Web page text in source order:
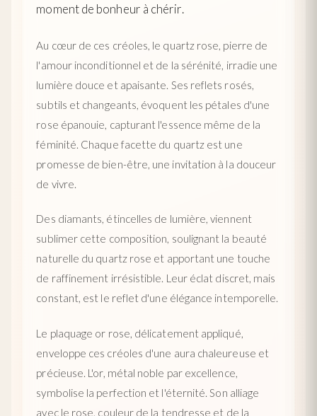
moment de bonheur à chérir.
Au cœur de ces créoles, le quartz rose, pierre de
l'amour inconditionnel et de la sérénité, irradie une
lumière douce et apaisante. Ses reflets rosés,
subtils et changeants, évoquent les pétales d'une
rose épanouie, capturant l'essence même de la
féminité. Chaque facette du quartz est une
promesse de bien-être, une invitation à la douceur
de vivre.
Des diamants, étincelles de lumière, viennent
sublimer cette composition, soulignant la beauté
naturelle du quartz rose et apportant une touche
de raffinement irrésistible. Leur éclat discret, mais
constant, est le reflet d'une élégance intemporelle.
Le plaquage or rose, délicatement appliqué,
enveloppe ces créoles d'une aura chaleureuse et
précieuse. L'or, métal noble par excellence,
symbolise la perfection et l'éternité. Son alliage
avec le rose, couleur de la tendresse et de la